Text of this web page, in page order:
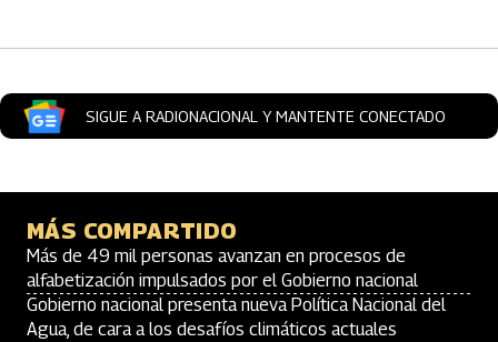
SIGUE A RADIONACIONAL Y MANTENTE CONECTADO
MÁS COMPARTIDO
Más de 49 mil personas avanzan en procesos de
alfabetización impulsados por el Gobierno nacional
Gobierno nacional presenta nueva Política Nacional del
Agua, de cara a los desafíos climáticos actuales